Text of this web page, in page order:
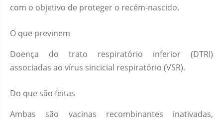
com o objetivo de proteger o recém-nascido.
O que previnem
Doença do trato respiratório inferior (DTRI)
associadas ao vírus sincicial respiratório (VSR).
Do que são feitas
Ambas são vacinas recombinantes inativadas,